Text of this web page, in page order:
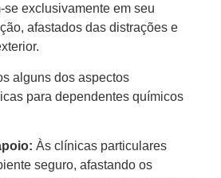
exclusivamente em seu
afastados das distrações e
alguns dos aspectos
para dependentes químicos
Às clínicas particulares
seguro, afastando os